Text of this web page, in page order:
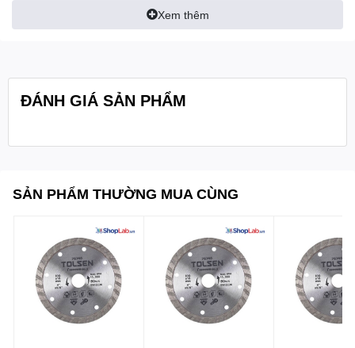
Quy cách
Xem thêm
ĐÁNH GIÁ SẢN PHẨM
SẢN PHẨM THƯỜNG MUA CÙNG